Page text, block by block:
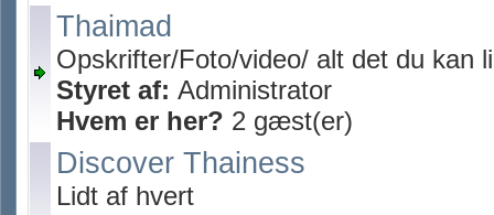
Thaimad
Opskrifter/Foto/video/ alt det du kan
Styret af: Administrator
Hvem er her? 2 gæst(er)
Discover Thainess
Lidt af hvert